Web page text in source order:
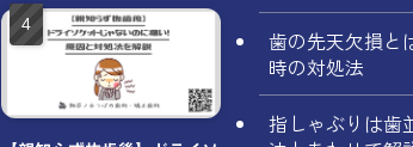
歯の先天欠損と
時の対処法
指しゃぶりは歯